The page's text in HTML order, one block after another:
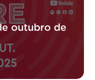
outubro de